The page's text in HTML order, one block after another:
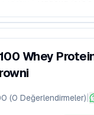
Whey
(0 Değerlendirmeler)|